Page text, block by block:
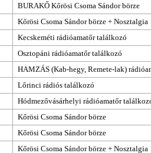
BURAKŐ Kőrösi Csoma Sándor börze
Kőrösi Csoma Sándor börze + Nosztalgia
Kecskeméti rádióamatőr találkozó
Osztopáni rádióamatőr találkozó
HAMZÁS (Kab-hegy, Remete-lak)
Lőrinci rádiós találkozó
Hódmezővásárhelyi rádióamatőr
Kőrösi Csoma Sándor börze
Kőrösi Csoma Sándor börze
Kőrösi Csoma Sándor börze + Nosztalgia